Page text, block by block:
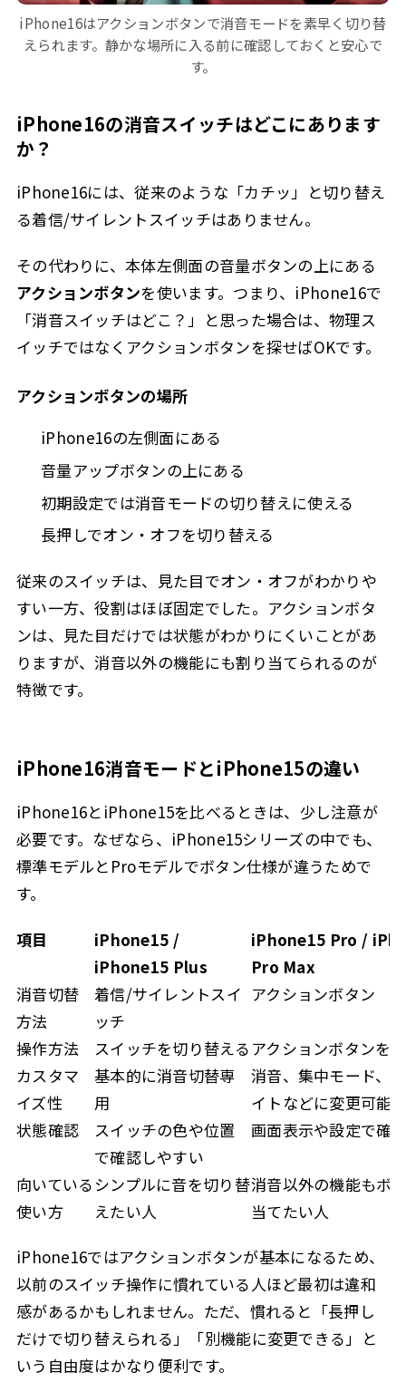
iPhone16はアクションボタンで消音モードを素早く切り替
えられます。静かな場所に入る前に確認しておくと安心で
す。
iPhone16の消音スイッチはどこにあります
か？
iPhone16には、従来のような「カチッ」と切り替え
る着信/サイレントスイッチはありません。
その代わりに、本体左側面の音量ボタンの上にある
アクションボタンを使います。つまり、iPhone16で
「消音スイッチはどこ？」と思った場合は、物理ス
イッチではなくアクションボタンを探せばOKです。
アクションボタンの場所
iPhone16の左側面にある
音量アップボタンの上にある
初期設定では消音モードの切り替えに使える
長押しでオン・オフを切り替える
従来のスイッチは、見た目でオン・オフがわかりや
すい一方、役割はほぼ固定でした。アクションボタ
ンは、見た目だけでは状態がわかりにくいことがあ
りますが、消音以外の機能にも割り当てられるのが
特徴です。
iPhone16消音モードとiPhone15の違い
iPhone16とiPhone15を比べるときは、少し注意が
必要です。なぜなら、iPhone15シリーズの中でも、
標準モデルとProモデルでボタン仕様が違うためで
す。
項目
iPhone15 /
iPhone15 Plus
iPhone15 Pro /
Pro Max
消音切替
方法
着信/サイレントスイ
ッチ
アクションボタン
操作方法 スイッチを切り替える アクションボタンを
カスタマ
イズ性
基本的に消音切替専
用
消音、集中モード、
イトなどに変更可能
状態確認
スイッチの色や位置
で確認しやすい
画面表示や設定で確
向いている
使い方
シンプルに音を切り替
えたい人
消音以外の機能もボ
当てたい人
iPhone16ではアクションボタンが基本になるため、
以前のスイッチ操作に慣れている人ほど最初は違和
感があるかもしれません。ただ、慣れると「長押し
だけで切り替えられる」「別機能に変更できる」と
いう自由度はかなり便利です。